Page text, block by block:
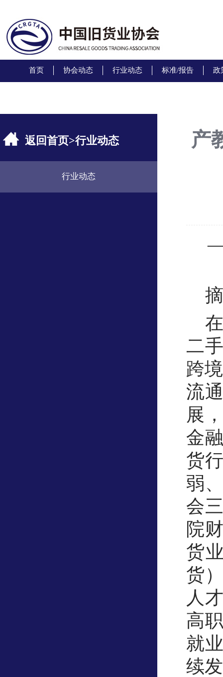
首页 协会动态 行业动态 标准/报告 政
返回首页>行业动态
行业动态
产
二
跨
流
展
金
货
弱
会
院
货
货
人
高
就
续